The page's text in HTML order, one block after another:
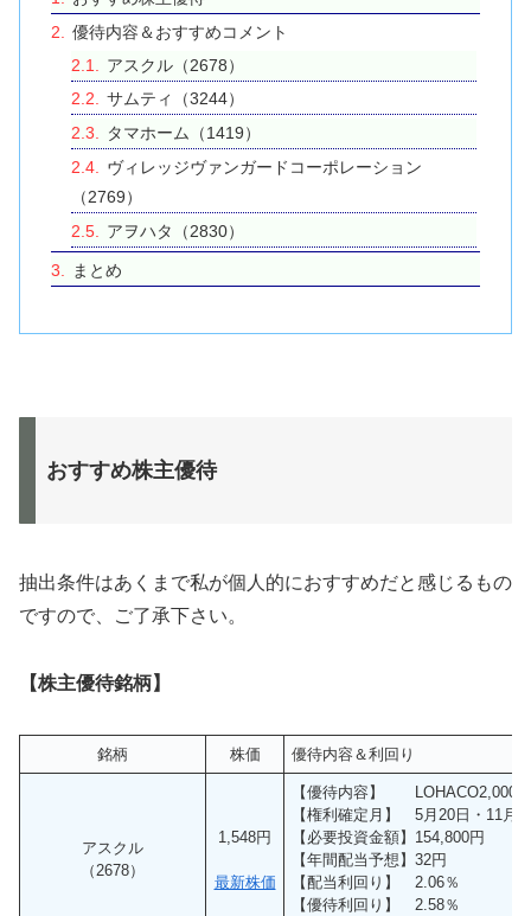
優待内容＆おすすめコメント
アスクル（2678）
サムティ（3244）
タマホーム（1419）
ヴィレッジヴァンガードコーポレーション
（2769）
アヲハタ（2830）
まとめ
おすすめ株主優待
抽出条件はあくまで私が個人的におすすめだと感じるもの
ですので、ご了承下さい。
【株主優待銘柄】
銘柄 株価 優待内容＆利回り
アスクル
（2678）
1,548円
最新株価
【優待内容】 LOHACO2,000
【権利確定月】 5月20日・11月
【必要投資金額】154,800円
【年間配当予想】32円
【配当利回り】 2.06％
【優待利回り】 2.58％